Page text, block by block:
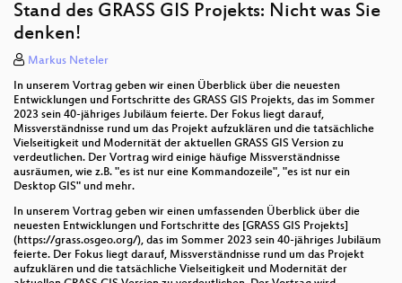
Stand des GRASS GIS Projekts: Nicht was Sie
denken!
Markus Neteler
In unserem Vortrag geben wir einen Überblick über die neuesten
Entwicklungen und Fortschritte des GRASS GIS Projekts, das im Sommer
2023 sein 40-jähriges Jubiläum feierte. Der Fokus liegt darauf,
Missverständnisse rund um das Projekt aufzuklären und die tatsächliche
Vielseitigkeit und Modernität der aktuellen GRASS GIS Version zu
verdeutlichen. Der Vortrag wird einige häufige Missverständnisse
ausräumen, wie z.B. "es ist nur eine Kommandozeile", "es ist nur ein
Desktop GIS" und mehr.
In unserem Vortrag geben wir einen umfassenden Überblick über die
neuesten Entwicklungen und Fortschritte des [GRASS GIS Projekts]
(https://grass.osgeo.org/), das im Sommer 2023 sein 40-jähriges Jubiläum
feierte. Der Fokus liegt darauf, Missverständnisse rund um das Projekt
aufzuklären und die tatsächliche Vielseitigkeit und Modernität der